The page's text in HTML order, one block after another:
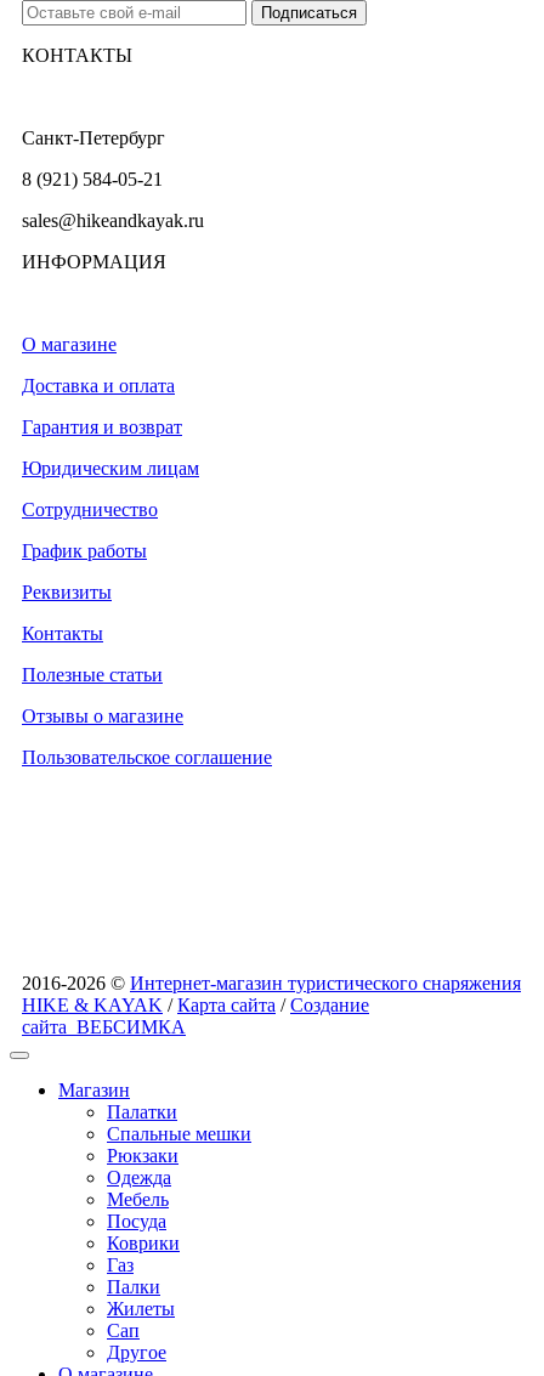
КОНТАКТЫ
Санкт-Петербург
8 (921) 584-05-21
sales@hikeandkayak.ru
ИНФОРМАЦИЯ
О магазине
Доставка и оплата
Гарантия и возврат
Юридическим лицам
Сотрудничество
График работы
Реквизиты
Контакты
Полезные статьи
Отзывы о магазине
Пользовательское соглашение
2016-2026 © Интернет-магазин туристического снаряжения
HIKE & KAYAK /Карта сайта /Создание
сайта ВЕБСИМКА
Магазин
Палатки
Спальные мешки
Рюкзаки
Одежда
Мебель
Посуда
Коврики
Газ
Палки
Жилеты
Сап
Другое